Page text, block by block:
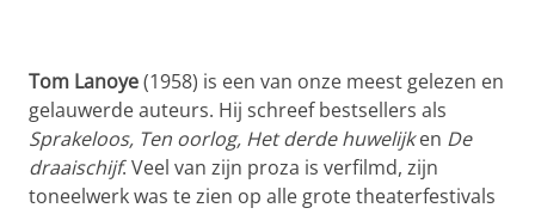
Tom Lanoye(1958) is een van onze meest gelezen en
gelauwerde auteurs. Hij schreef bestsellers als
Sprakeloos, Ten oorlog, Het derde huwelijken De
draaischijf. Veel van zijn proza is verfilmd, zijn
toneelwerk was te zien op alle grote theaterfestivals